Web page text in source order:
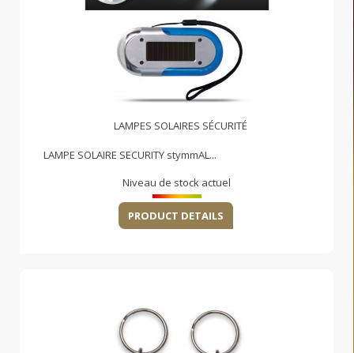
LAMPES SOLAIRES SÉCURITÉ
LAMPE SOLAIRE SECURITY stymmAL...
Niveau de stock actuel
PRODUCT DETAILS